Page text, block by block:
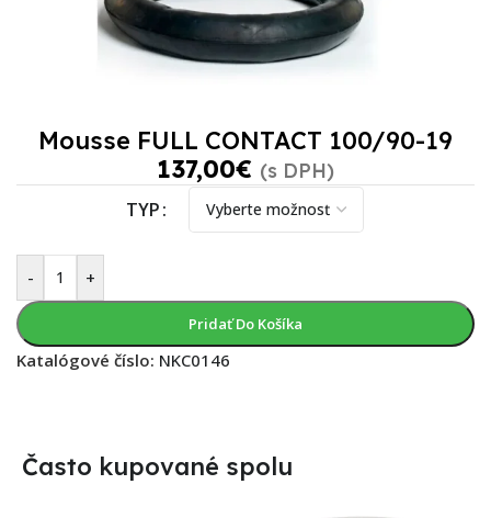
Mousse FULL CONTACT 100/90-19
137,00€ (s DPH)
TYP
- +
Pridať Do Košíka
Katalógové číslo: NKC0146
Často kupované spolu